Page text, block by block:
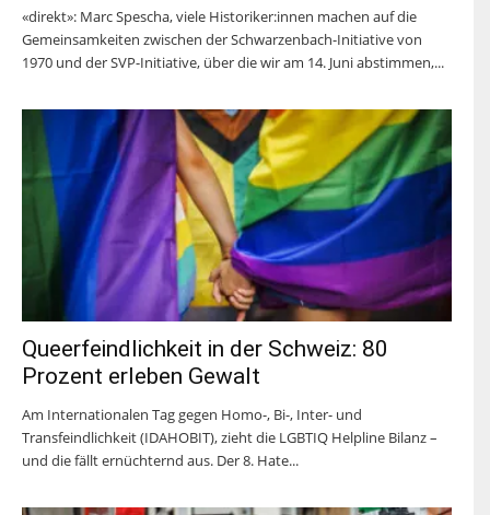
«direkt»: Marc Spescha, viele Historiker:innen machen auf die
Gemeinsamkeiten zwischen der Schwarzenbach-Initiative von
1970 und der SVP-Initiative, über die wir am 14. Juni abstimmen,...
Queerfeindlichkeit in der Schweiz: 80
Prozent erleben Gewalt
Am Internationalen Tag gegen Homo-, Bi-, Inter- und
Transfeindlichkeit (IDAHOBIT), zieht die LGBTIQ Helpline Bilanz –
und die fällt ernüchternd aus. Der 8. Hate...